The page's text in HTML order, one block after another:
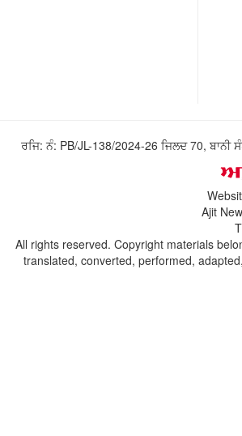
ਰਜਿ: ਨੰ: PB/JL-138/2024-26 ਜਿਲਦ 70,
Ajit
All rights reserved. Copyright materials
translated, converted, performed,